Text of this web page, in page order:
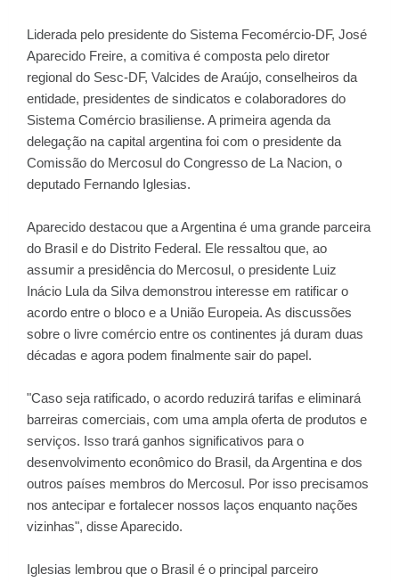
Liderada pelo presidente do Sistema Fecomércio-DF, José
Aparecido Freire, a comitiva é composta pelo diretor
regional do Sesc-DF, Valcides de Araújo, conselheiros da
entidade, presidentes de sindicatos e colaboradores do
Sistema Comércio brasiliense. A primeira agenda da
delegação na capital argentina foi com o presidente da
Comissão do Mercosul do Congresso de La Nacion, o
deputado Fernando Iglesias.
Aparecido destacou que a Argentina é uma grande parceira
do Brasil e do Distrito Federal. Ele ressaltou que, ao
assumir a presidência do Mercosul, o presidente Luiz
Inácio Lula da Silva demonstrou interesse em ratificar o
acordo entre o bloco e a União Europeia. As discussões
sobre o livre comércio entre os continentes já duram duas
décadas e agora podem finalmente sair do papel.
"Caso seja ratificado, o acordo reduzirá tarifas e eliminará
barreiras comerciais, com uma ampla oferta de produtos e
serviços. Isso trará ganhos significativos para o
desenvolvimento econômico do Brasil, da Argentina e dos
outros países membros do Mercosul. Por isso precisamos
nos antecipar e fortalecer nossos laços enquanto nações
vizinhas", disse Aparecido.
Iglesias lembrou que o Brasil é o principal parceiro